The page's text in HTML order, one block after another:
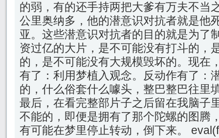
的弱，有的还手持两把大爹有万夫不当
公里奥纳多，他的潜意识对抗者就是他
亚。这些潜意识对抗者的目的就是为了
资过亿的大片，是不可能没有打斗的，
的，是不可能没有大规模毁坏的。现在
有了：利用梦植入观念。反动作有了：
的，什么俗套什么噱头，整巴整巴往里
最后，在看完整部片子之后留在我脑
不能的，即便是拥有了那个陀螺的图腾
有可能在梦里停止转动，倒下来。